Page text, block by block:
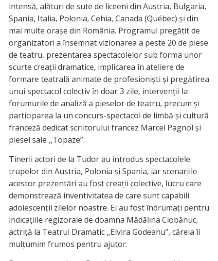
intensă, alături de sute de liceeni din Austria, Bulgaria,
Spania, Italia, Polonia, Cehia, Canada (Québec) și din
mai multe orașe din România. Programul pregătit de
organizatori a însemnat vizionarea a peste 20 de piese
de teatru, prezentarea spectacolelor sub forma unor
scurte creații dramatice, implicarea în ateliere de
formare teatrală animate de profesioniști și pregătirea
unui spectacol colectiv în doar 3 zile, intervenții la
forumurile de analiză a pieselor de teatru, precum și
participarea la un concurs-spectacol de limbă și cultură
franceză dedicat scriitorului francez Marcel Pagnol și
piesei sale ,,Topaze”.
Tinerii actori de la Tudor au introdus spectacolele
trupelor din Austria, Polonia și Spania, iar scenariile
acestor prezentări au fost creații colective, lucru care
demonstrează inventivitatea de care sunt capabili
adolescenții zilelor noastre. Ei au fost îndrumați pentru
indicațiile regizorale de doamna Mădălina Ciobănuc,
actriță la Teatrul Dramatic ,,Elvira Godeanu”, căreia îi
mulțumim frumos pentru ajutor.